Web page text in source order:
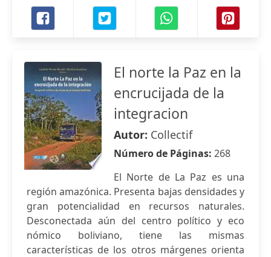
El norte la Paz en la
encrucijada de la
integracion
Autor: Collectif
Número de Páginas: 268
El Norte de La Paz es una
región amazónica. Presenta bajas densidades y
gran potencialidad en recursos naturales.
Desconectada aún del centro político y eco
nómico boliviano, tiene las mismas
características de los otros márgenes orienta